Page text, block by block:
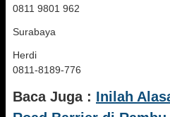
0811 9801 962
Surabaya
Herdi
0811-8189-776
Baca Juga : Inilah